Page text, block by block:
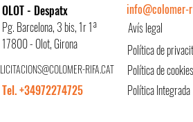
OLOT - Despatx
Pg. Barcelona, 3 bis, 1r 1ª
17800 - Olot, Girona
LICITACIONS@COLOMER-RIFA.CAT
Tel. +34972274725
Avís legal
Política de
Política de cookies
Política Integrada